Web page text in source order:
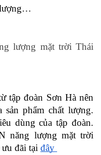
lượng mặt trời Thái
tập đoàn Sơn Hà nên
phẩm chất lượng.
dùng của tập đoàn.
năng lượng mặt trời
đãi tại đây